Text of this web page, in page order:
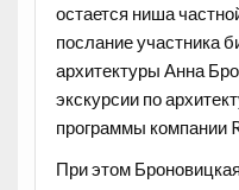
остается ниша
послание участника
архитектуры Анна
экскурсии по
программы компании
При этом